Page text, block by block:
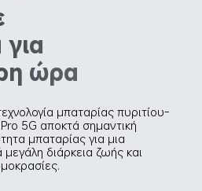
ώρα
μπαταρίας πυριτίου-
5G αποκτά σημαντική
μπαταρίας για μια
διάρκεια ζωής και